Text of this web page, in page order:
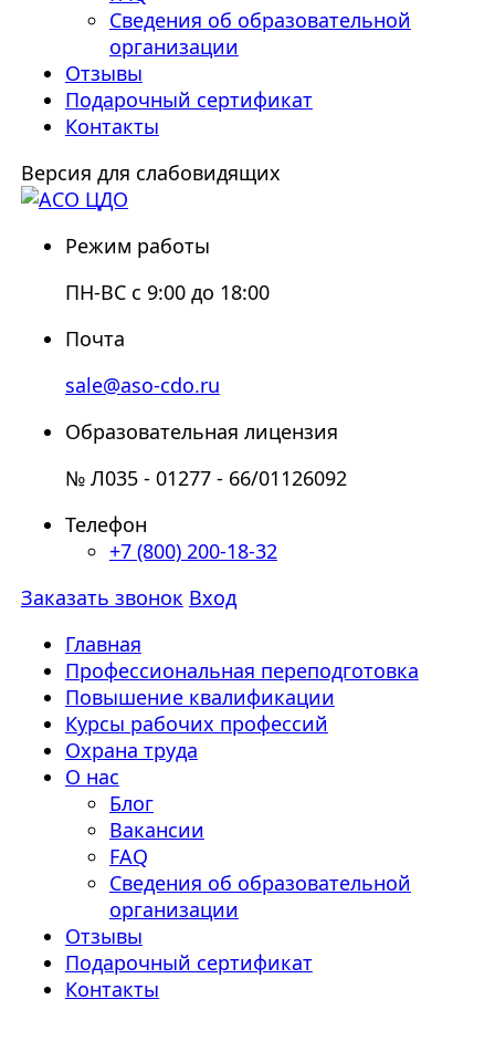
Сведения об образовательной
организации
Отзывы
Подарочный сертификат
Контакты
Версия для слабовидящих
Режим работы
ПН-ВС с 9:00 до 18:00
Почта
sale@aso-cdo.ru
Образовательная лицензия
№ Л035 - 01277 - 66/01126092
Телефон
+7 (800) 200-18-32
Заказать звонок Вход
Главная
Профессиональная переподготовка
Повышение квалификации
Курсы рабочих профессий
Охрана труда
О нас
Блог
Вакансии
FAQ
Сведения об образовательной
организации
Отзывы
Подарочный сертификат
Контакты